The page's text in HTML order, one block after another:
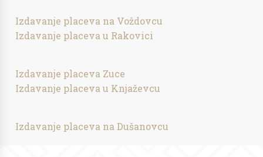
Izdavanje placeva na Voždovcu
Izdavanje placeva u Rakovici
Izdavanje placeva Zuce
Izdavanje placeva u Knjaževcu
Izdavanje placeva na Dušanovcu